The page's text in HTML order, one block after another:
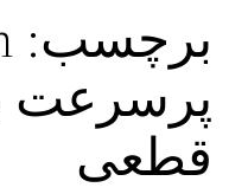
برچسب:
پرسرعت
قطعی